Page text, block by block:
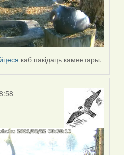
каб пакідаць каментары.